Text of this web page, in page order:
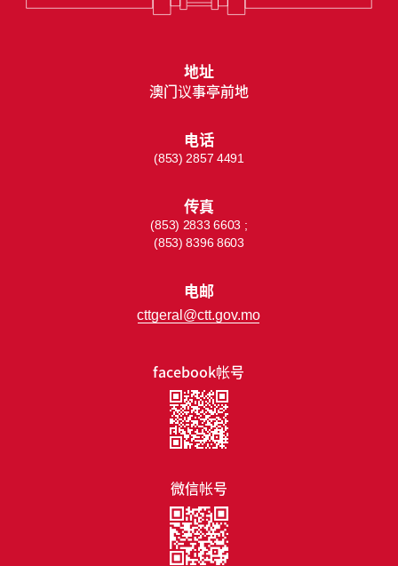
facebook帐号
微信帐号
地址
澳门议事亭前地
电话
(853) 2857 4491
传真
(853) 2833 6603 ;
(853) 8396 8603
电邮
cttgeral@ctt.gov.mo